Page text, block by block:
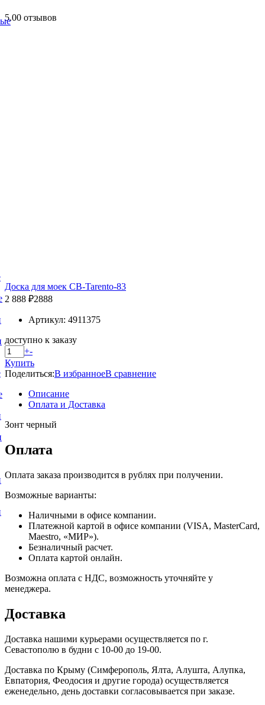
5.00 отзывов
Доска для моек CB-Tarento-83
2 888 ₽2888
Артикул: 4911375
доступно к заказу
+-
Купить
Поделиться:В избранноеВ сравнение
Описание
Оплата и Доставка
Зонт черный
Оплата
Оплата заказа производится в рублях при получении.
Возможные варианты:
Наличными в офисе компании.
Платежной картой в офисе компании (VISA, MasterCard,
Maestro, «МИР»).
Безналичный расчет.
Оплата картой онлайн.
Возможна оплата с НДС, возможность уточняйте у
менеджера.
Доставка
Доставка нашими курьерами осуществляется по г.
Севастополю в будни с 10-00 до 19-00.
Доставка по Крыму (Симферополь, Ялта, Алушта, Алупка,
Евпатория, Феодосия и другие города) осуществляется
еженедельно, день доставки согласовывается при заказе.